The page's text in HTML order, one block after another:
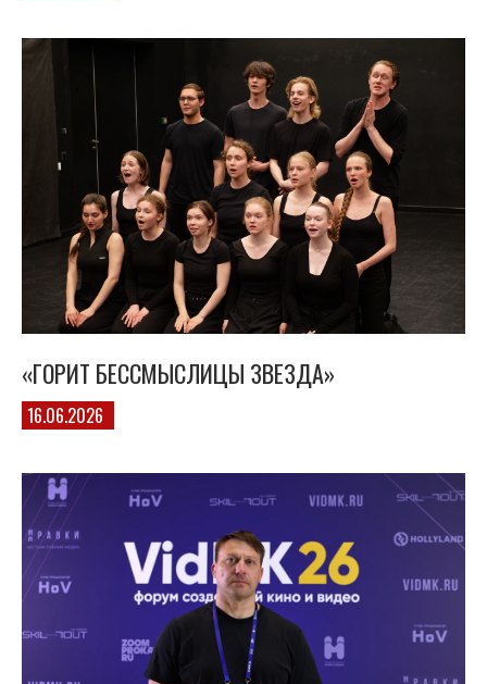
«ГОРИТ БЕССМЫСЛИЦЫ ЗВЕЗДА»
16.06.2026